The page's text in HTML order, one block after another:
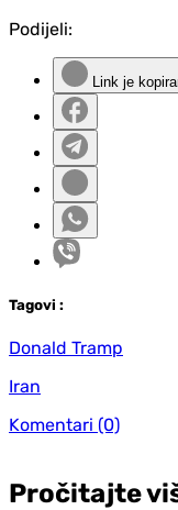
Podijeli:
Link je
Tagovi :
Donald Tramp
Iran
Komentari (0)
Pročitajte